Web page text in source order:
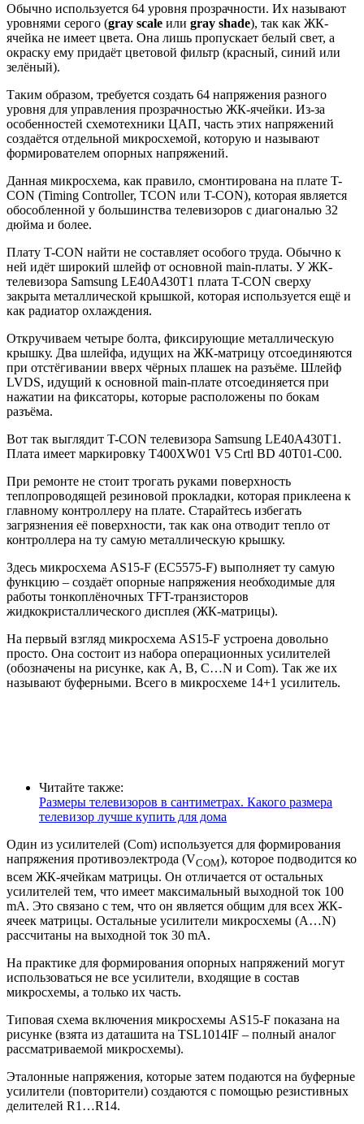
Обычно используется 64 уровня прозрачности. Их называют
уровнями серого (gray scale или gray shade), так как ЖК-
ячейка не имеет цвета. Она лишь пропускает белый свет, а
окраску ему придаёт цветовой фильтр (красный, синий или
зелёный).
Таким образом, требуется создать 64 напряжения разного
уровня для управления прозрачностью ЖК-ячейки. Из-за
особенностей схемотехники ЦАП, часть этих напряжений
создаётся отдельной микросхемой, которую и называют
формирователем опорных напряжений.
Данная микросхема, как правило, смонтирована на плате T-
CON (Timing Controller, TCON или T-CON), которая является
обособленной у большинства телевизоров с диагональю 32
дюйма и более.
Плату T-CON найти не составляет особого труда. Обычно к
ней идёт широкий шлейф от основной main-платы. У ЖК-
телевизора Samsung LE40A430T1 плата T-CON сверху
закрыта металлической крышкой, которая используется ещё и
как радиатор охлаждения.
Откручиваем четыре болта, фиксирующие металлическую
крышку. Два шлейфа, идущих на ЖК-матрицу отсоединяются
при отстёгивании вверх чёрных плашек на разъёме. Шлейф
LVDS, идущий к основной main-плате отсоединяется при
нажатии на фиксаторы, которые расположены по бокам
разъёма.
Вот так выглядит T-CON телевизора Samsung LE40A430T1.
Плата имеет маркировку T400XW01 V5 Crtl BD 40T01-C00.
При ремонте не стоит трогать руками поверхность
теплопроводящей резиновой прокладки, которая приклеена к
главному контроллеру на плате. Старайтесь избегать
загрязнения её поверхности, так как она отводит тепло от
контроллера на ту самую металлическую крышку.
Здесь микросхема AS15-F (EC5575-F) выполняет ту самую
функцию – создаёт опорные напряжения необходимые для
работы тонкоплёночных TFT-транзисторов
жидкокристаллического дисплея (ЖК-матрицы).
На первый взгляд микросхема AS15-F устроена довольно
просто. Она состоит из набора операционных усилителей
(обозначены на рисунке, как A, B, C…N и Com). Так же их
называют буферными. Всего в микросхеме 14+1 усилитель.
Читайте также:
Размеры телевизоров в сантиметрах. Какого размера
телевизор лучше купить для дома
Один из усилителей (Com) используется для формирования
напряжения противоэлектрода (VCOM), которое подводится ко
всем ЖК-ячейкам матрицы. Он отличается от остальных
усилителей тем, что имеет максимальный выходной ток 100
mA. Это связано с тем, что он является общим для всех ЖК-
ячеек матрицы. Остальные усилители микросхемы (A…N)
рассчитаны на выходной ток 30 mA.
На практике для формирования опорных напряжений могут
использоваться не все усилители, входящие в состав
микросхемы, а только их часть.
Типовая схема включения микросхемы AS15-F показана на
рисунке (взята из даташита на TSL1014IF – полный аналог
рассматриваемой микросхемы).
Эталонные напряжения, которые затем подаются на буферные
усилители (повторители) создаются с помощью резистивных
делителей R1…R14.